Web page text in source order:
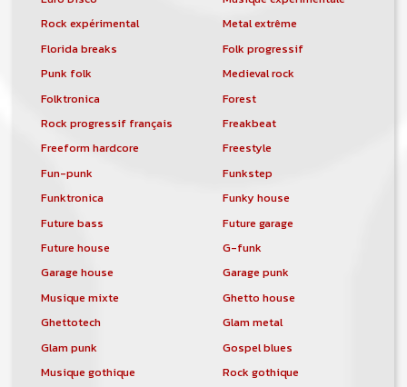
Rock expérimental
Metal extrême
Florida breaks
Folk progressif
Punk folk
Medieval rock
Folktronica
Forest
Rock progressif français
Freakbeat
Freeform hardcore
Freestyle
Fun-punk
Funkstep
Funktronica
Funky house
Future bass
Future garage
Future house
G-funk
Garage house
Garage punk
Musique mixte
Ghetto house
Ghettotech
Glam metal
Glam punk
Gospel blues
Musique gothique
Rock gothique